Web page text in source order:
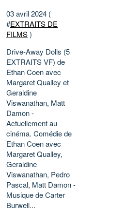
03 avril 2024 (
#EXTRAITS DE
FILMS)
Drive-Away Dolls (5
EXTRAITS VF) de
Ethan Coen avec
Margaret Qualley et
Geraldine
Viswanathan, Matt
Damon -
Actuellement au
cinéma. Comédie de
Ethan Coen avec
Margaret Qualley,
Geraldine
Viswanathan, Pedro
Pascal, Matt Damon -
Musique de Carter
Burwell...